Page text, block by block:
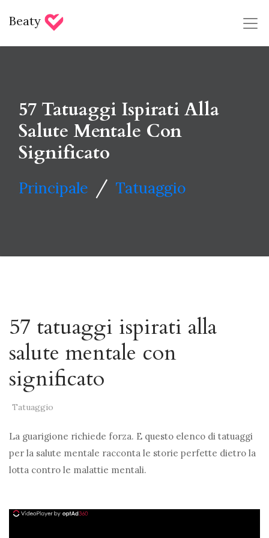
Beaty
57 Tatuaggi Ispirati Alla
Salute Mentale Con
Significato
Principale / Tatuaggio
57 tatuaggi ispirati alla
salute mentale con
significato
Tatuaggio
La guarigione richiede forza. E questo elenco di tatuaggi
per la salute mentale racconta le storie perfette dietro la
lotta contro le malattie mentali.